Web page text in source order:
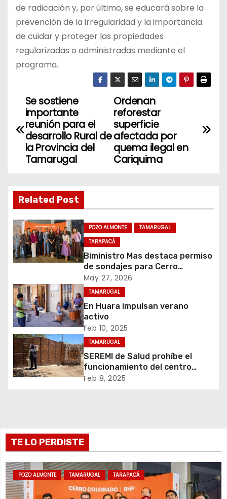
de radicación y, por último, se educará sobre la
prevención de la irregularidad y la importancia
de cuidar y proteger las propiedades
regularizadas o administradas mediante el
programa.
N
a
g
a
c
i
n
d
e
e
n
a
d
a
Ordenan
reforestar
superficie
afectada por
quema ilegal en
Cariquima
Se sostiene
importante
reunión para el
desarrollo Rural de
la Provincia del
Tamarugal
Related Post
POZO ALMONTE
TAMARUGAL
TARAPACÁ
Biministro Mas destaca permiso
de sondajes para Cerro
Colorado
May 27, 2026
TAMARUGAL
En Huara impulsan verano
activo
Feb 10, 2025
TAMARUGAL
SEREMI de Salud prohíbe el
funcionamiento del centro
recreativo Tantakuy
Feb 8, 2025
TE LO PERDISTE
POZO ALMONTE TAMARUGAL TARAPACÁ